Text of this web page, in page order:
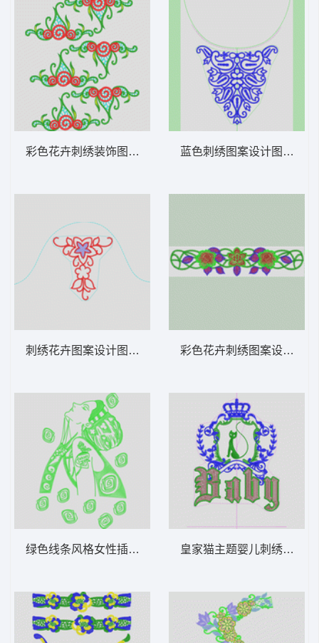
彩色花卉刺绣装饰图案 水溶朵花
刺绣花卉图案设计图 简单肩花
绿色线条风格女性插画 美女人物
蓝色刺绣图案设计图 对称
彩色花卉刺绣图案设计 花
皇家猫主题婴儿刺绣设计